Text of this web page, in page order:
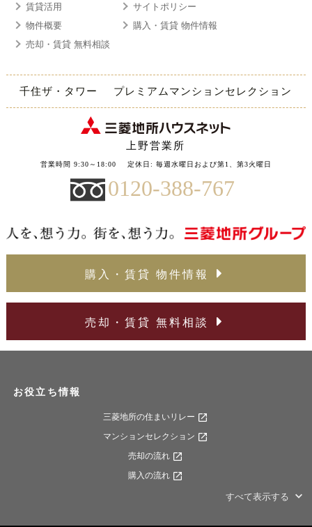
賃貸活用
サイトポリシー
物件概要
購入・賃貸 物件情報
売却・賃貸 無料相談
千住ザ・タワー プレミアムマンションセレクション
上野営業所
営業時間 9:30～18:00 定休日: 毎週水曜日および第1、第3火曜日
0120-388-767
購入・賃貸 物件情報
売却・賃貸 無料相談
お役立ち情報
三菱地所の住まいリレー
マンションセレクション
売却の流れ
購入の流れ
すべて表示する